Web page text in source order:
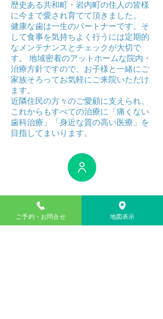
歴史ある共和町・岩内町の住人の皆様
に今まで愛され育てて頂きました。
健康な歯は一生のパートナーです。そ
して食事を気持ちよく行うには定期的
なメンテナンスとチェックが大切で
す。 地域密着のアットホームな院内・
治療方針ですので、お子様と一緒にご
家族そろってお気軽にご来院いただけ
ます。
近隣住民の方々のご愛顧に支えられ、
これからもすべての治療に「痛くない
歯科治療」「身近な質の高い医療」を
目指してまいります。
医師紹介
ご予約・お問合せ 地図表示